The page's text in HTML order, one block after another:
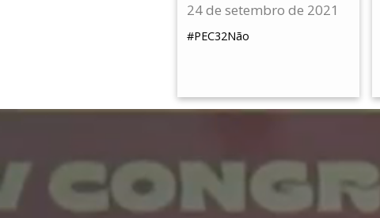
24 de setembro de 2021
#PEC32Não